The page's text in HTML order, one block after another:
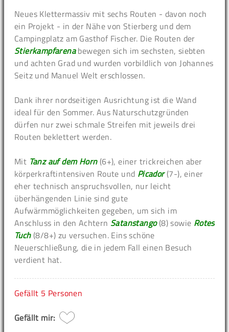
Neues Klettermassiv mit sechs Routen - davon noch
ein Projekt - in der Nähe von Stierberg und dem
Campingplatz am Gasthof Fischer. Die Routen der
Stierkampfarenabewegen sich im sechsten, siebten
und achten Grad und wurden vorbildlich von Johannes
Seitz und Manuel Welt erschlossen.
Dank ihrer nordseitigen Ausrichtung ist die Wand
ideal für den Sommer. Aus Naturschutzgründen
dürfen nur zwei schmale Streifen mit jeweils drei
Routen beklettert werden.
Mit Tanz auf dem Horn(6+), einer trickreichen aber
körperkraftintensiven Route und Picador(7-), einer
eher technisch anspruchsvollen, nur leicht
überhängenden Linie sind gute
Aufwärmmöglichkeiten gegeben, um sich im
Anschluss in den Achtern Satanstango(8) sowie Rotes
Tuch(8/8+) zu versuchen. Eins schöne
Neuerschließung, die in jedem Fall einen Besuch
verdient hat.
Gefällt 5 Personen
Gefällt mir: